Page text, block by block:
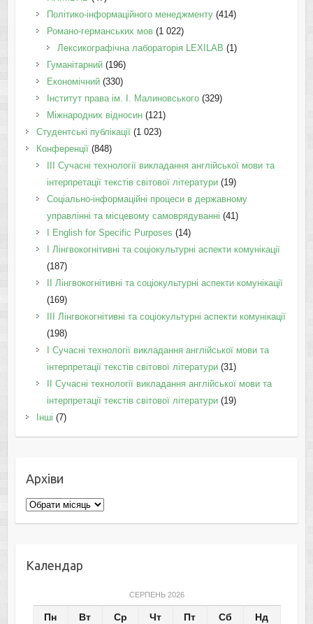
Політико-інформаційного менеджменту(414)
Романо-германських мов(1 022)
Лексикографічна лабораторія LEXILAB (1)
Гуманітарний(196)
Економічний(330)
Інститут права ім. І. Малиновського(329)
Міжнародних відносин(121)
Студентські публікації(1 023)
Конференції(848)
III Сучасні технології викладання англійської мови та
інтерпретації текстів світової літератури(19)
Соціально-інформаційні процеси в державному
управлінні та місцевому самоврядуванні (41)
І English for Specific Purposes (14)
I Лінгвокогнітивні та соціокультурні аспекти комунікації
(187)
IІ Лінгвокогнітивні та соціокультурні аспекти комунікації
(169)
IІI Лінгвокогнітивні та соціокультурні аспекти комунікації
(198)
I Cучасні технології викладання англійської мови та
інтерпретації текстів світової літератури(31)
II Cучасні технології викладання англійської мови та
інтерпретації текстів світової літератури(19)
Інші (7)
Архіви
Архіви
Календар
СЕРПЕНЬ 2026
Пн Вт Ср Чт Пт Сб Нд